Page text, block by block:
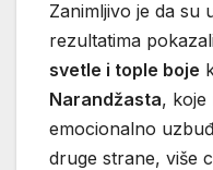
Zanimljivo je da su
rezultatima
svetle i tople boje
Narandžasta, koje
emocionalno
druge strane, više